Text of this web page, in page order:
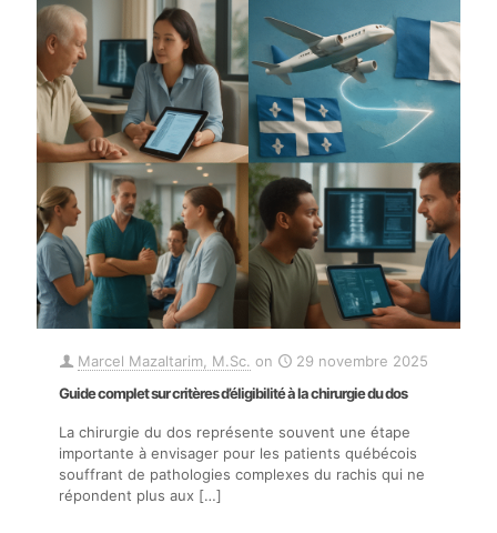
Marcel Mazaltarim, M.Sc. on
29 novembre 2025
Guide complet sur critères d’éligibilité à la chirurgie du dos
La chirurgie du dos représente souvent une étape
importante à envisager pour les patients québécois
souffrant de pathologies complexes du rachis qui ne
répondent plus aux […]